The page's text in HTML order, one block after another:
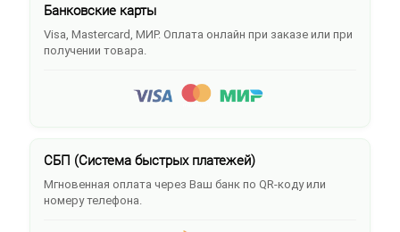
Банковские карты
Visa, Mastercard, МИР. Оплата онлайн при заказе или при
получении товара.
СБП (Система быстрых платежей)
Мгновенная оплата через Ваш банк по QR-коду или
номеру телефона.